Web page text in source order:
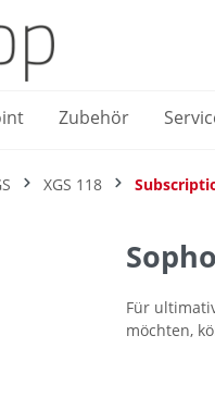
Zubehör
XGS 118
Für
möchten,